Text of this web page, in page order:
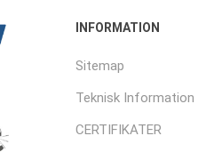
INFORMATION
Sitemap
Teknisk Information
CERTIFIKATER